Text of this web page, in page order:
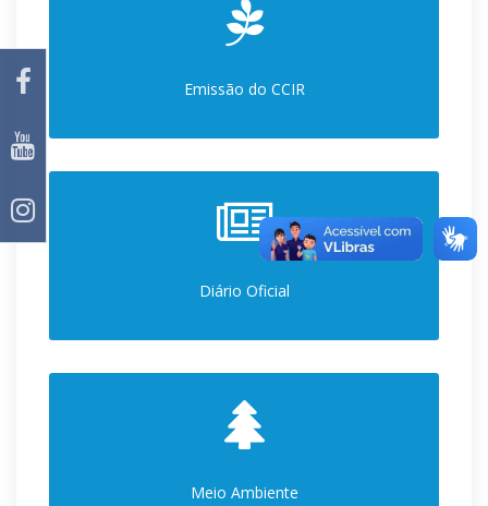
Emissão do CCIR
Diário Oficial
Meio Ambiente